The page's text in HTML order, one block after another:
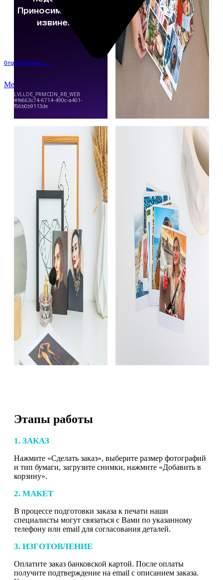
Определение...
Меню
Этапы работы
1. ЗАКАЗ
Нажмите «Сделать заказ», выберите размер фотографий
и тип бумаги, загрузите снимки, нажмите «Добавить в
корзину».
2. МАКЕТ
В процессе подготовки заказа к печати наши
специалисты могут связаться с Вами по указанному
телефону или email для согласования деталей.
3. ИЗГОТОВЛЕНИЕ
Оплатите заказ банковской картой. После оплаты
получите подтверждение на email с описанием заказа.